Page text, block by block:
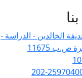
الخالدين - الدراسة -
ص.ب 11675
202-